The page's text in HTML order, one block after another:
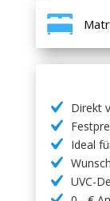
Direkt
Ideal
UVC-